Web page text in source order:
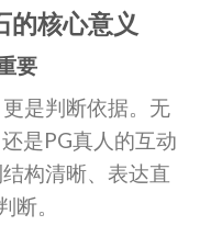
的核心意义
要
是判断依据。无
是PG真人的互动
构清晰、表达直
断。